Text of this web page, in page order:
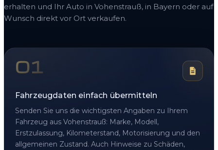
erhalten und Ihr Auto in Vohenstrauß, in Bayern oder auf
Wunsch direkt vor Ort verkaufen.
01
Fahrzeugdaten einfach übermitteln
Senden Sie uns die wichtigsten Angaben zu Ihrem
Fahrzeug aus Vohenstrauß: Marke, Modell,
Erstzulassung, Kilometerstand, Motorisierung und den
allgemeinen Zustand. Auch Hinweise zu Schäden,